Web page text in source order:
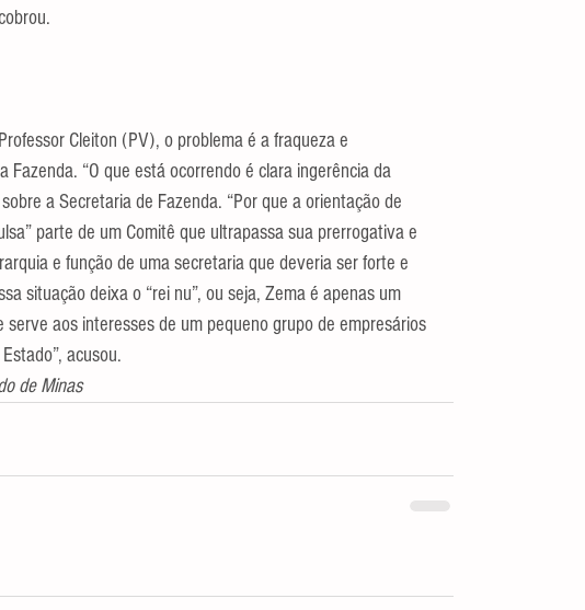
Cleiton (PV), o problema é a fraqueza e
Fazenda. “O que está ocorrendo é clara ingerência da
a Secretaria de Fazenda. “Por que a orientação de
parte de um Comitê que ultrapassa sua prerrogativa e
e função de uma secretaria que deveria ser forte e
situação deixa o “rei nu”, ou seja, Zema é apenas um
aos interesses de um pequeno grupo de empresários
acusou.
de Minas